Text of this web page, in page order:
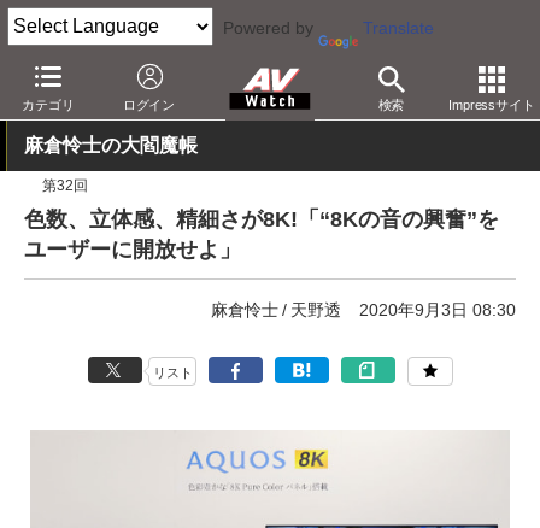
Powered by Translate
カテゴリ ログイン 検索 Impressサイト
AV Watch 製品 テレビ シャープ
麻倉怜士の大閻魔帳
第32回
色数、立体感、精細さが8K!「“8Kの音の興奮”を
ユーザーに開放せよ」
麻倉怜士 天野透 2020年9月3日 08:30
リスト